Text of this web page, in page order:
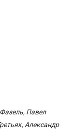
Павел
Александр